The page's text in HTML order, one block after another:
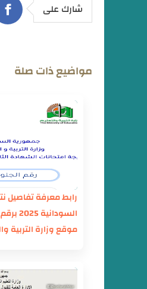
شارك على
مواضيع ذات صلة
رابط معرفة تفاصيل
موقع وزارة التربية